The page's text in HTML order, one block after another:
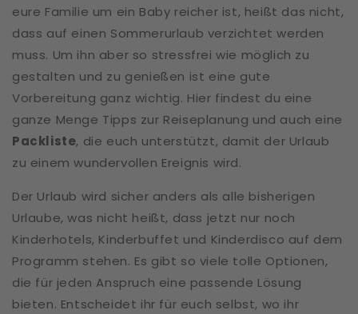
eure Familie um ein Baby reicher ist, heißt das nicht,
dass auf einen Sommerurlaub verzichtet werden
muss. Um ihn aber so stressfrei wie möglich zu
gestalten und zu genießen ist eine gute
Vorbereitung ganz wichtig. Hier findest du eine
ganze Menge Tipps zur Reiseplanung und auch eine
Packliste, die euch unterstützt, damit der Urlaub
zu einem wundervollen Ereignis wird.
Der Urlaub wird sicher anders als alle bisherigen
Urlaube, was nicht heißt, dass jetzt nur noch
Kinderhotels, Kinderbuffet und Kinderdisco auf dem
Programm stehen. Es gibt so viele tolle Optionen,
die für jeden Anspruch eine passende Lösung
bieten. Entscheidet ihr für euch selbst, wo ihr